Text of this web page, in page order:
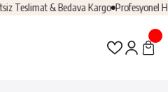
& Bedava Kargo Profesyonel